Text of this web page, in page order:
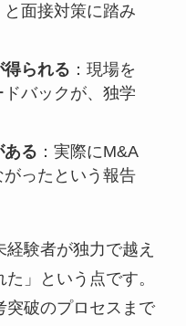
面接対策に踏み
られる ：現場を
バックが、独学
ある ：実際にM&A
ったという報告
験者が独力で越え
」という点です。
突破のプロセスまで